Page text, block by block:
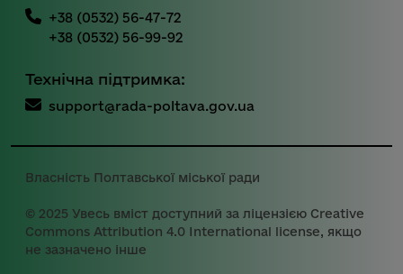
+38 (0532) 56-47-72
+38 (0532) 56-99-92
Технічна підтримка:
support@rada-poltava.gov.ua
Власність Полтавської міської ради
© 2025 Увесь вміст доступний за ліцензією Creative
Commons Attribution 4.0 International license, якщо
не зазначено інше